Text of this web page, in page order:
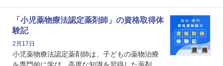
剤師としての専門性を示す客観的な根拠の一つ
となります。取得要件は多岐に渡り、審査も複
数回ありますが、患者さんに対して一定の能力
の証明になる資格と言えます。
「小児薬物療法認定薬剤師」の資格取得体
験記
2月17日
小児薬物療法認定薬剤師は、子どもの薬物治療